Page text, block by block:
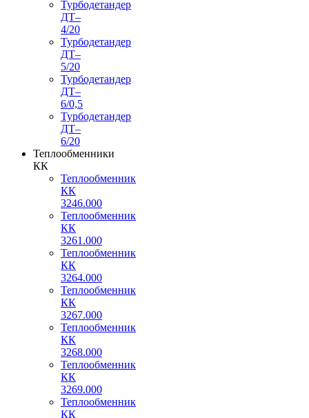
Турбодетандер
ДТ–
4/20
Турбодетандер
ДТ–
5/20
Турбодетандер
ДТ–
6/0,5
Турбодетандер
ДТ–
6/20
Теплообменники
КК
Теплообменник
КК
3246.000
Теплообменник
КК
3261.000
Теплообменник
КК
3264.000
Теплообменник
КК
3267.000
Теплообменник
КК
3268.000
Теплообменник
КК
3269.000
Теплообменник
КК